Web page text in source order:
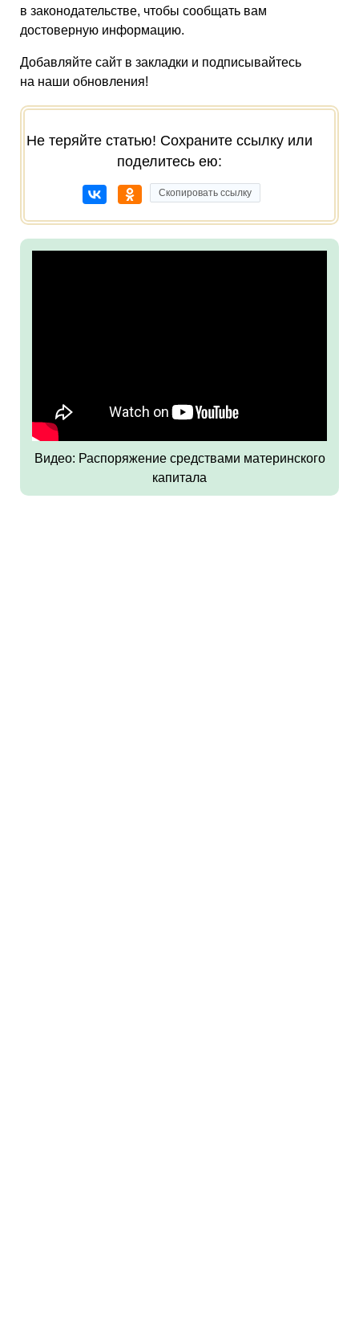
в законодательстве, чтобы сообщать вам
достоверную информацию.
Добавляйте сайт в закладки и подписывайтесь
на наши обновления!
Не теряйте статью! Сохраните ссылку или
поделитесь ею:
Скопировать ссылку
Видео: Распоряжение средствами материнского
капитала